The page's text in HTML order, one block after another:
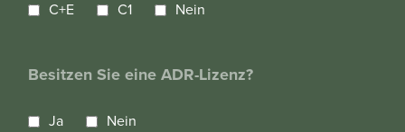
C+E C1 Nein
Besitzen Sie eine ADR-Lizenz?
Ja Nein